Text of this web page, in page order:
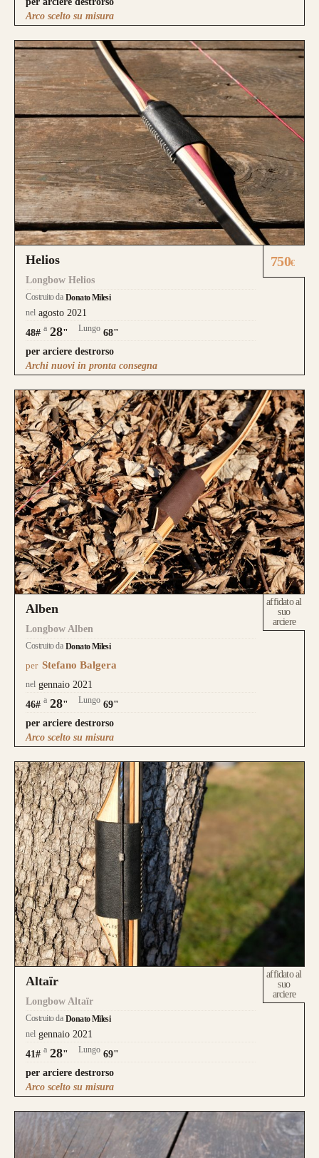
Arco scelto su misura
Helios
Longbow Helios
Costruito da Donato Milesi
nel agosto 2021
48# a 28" Lungo 68"
per arciere destrorso
750€
Archi nuovi in pronta consegna
Alben
Longbow Alben
Costruito da Donato Milesi
per Stefano Balgera
nel gennaio 2021
46# a 28" Lungo 69"
per arciere destrorso
affidato al
suo
arciere
Arco scelto su misura
Altaïr
Longbow Altaïr
Costruito da Donato Milesi
nel gennaio 2021
41# a 28" Lungo 69"
per arciere destrorso
affidato al
suo
arciere
Arco scelto su misura